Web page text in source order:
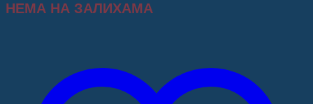
НЕМА НА ЗАЛИХАМА